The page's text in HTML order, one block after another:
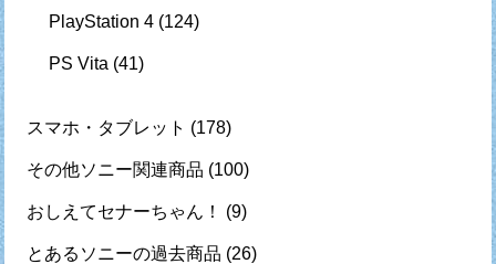
PlayStation 4 (124)
PS Vita (41)
スマホ・タブレット (178)
その他ソニー関連商品 (100)
おしえてセナーちゃん！ (9)
とあるソニーの過去商品 (26)